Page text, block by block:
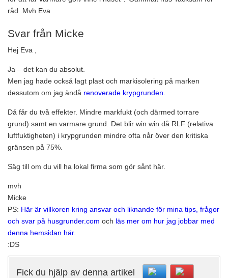
råd .Mvh Eva
Svar från Micke
Hej Eva ,
Ja – det kan du absolut.
Men jag hade också lagt plast och markisolering på marken
dessutom om jag ändå renoverade krypgrunden
Då får du två effekter. Mindre markfukt (och därmed torrare
grund) samt en varmare grund. Det blir win win då RLF (relativa
luftfuktigheten) i krypgrunden mindre ofta når över den kritiska
gränsen på 75%.
Säg till om du vill ha lokal firma som gör sånt här.
mvh
Micke
PS: Här är villkoren kring ansvar och liknande för mina tips, frågor
och svar på husgrunder.com och läs mer om hur jag jobbar med
denna hemsidan här.
:DS
Fick du hjälp av denna artikel